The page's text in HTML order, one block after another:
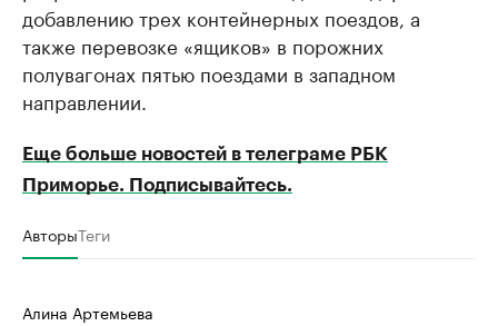
добавлению трех контейнерных поездов, а
также перевозке «ящиков» в порожних
полувагонах пятью поездами в западном
направлении.
Еще больше новостей в телеграме РБК
Приморье. Подписывайтесь.
АвторыТеги
Алина Артемьева